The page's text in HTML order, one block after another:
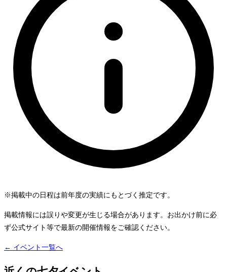
※掲載中の日程は前年度の実績にもとづく推定です。
掲載情報には誤りや変更が生じる場合があります。お出かけ前に必
ず公式サイト等で最新の開催情報をご確認ください。
← イベント一覧へ